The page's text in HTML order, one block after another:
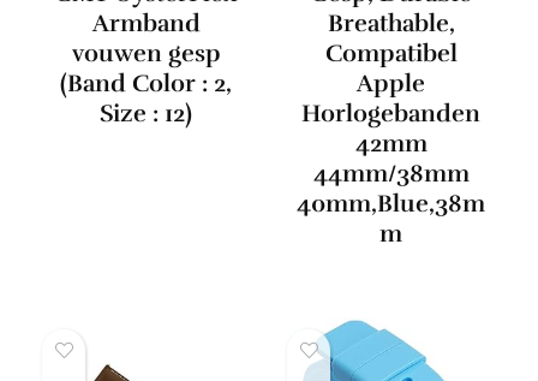
Armband
vouwen gesp
(Band Color : 2,
Size : 12)
Breathable,
Compatibel
Apple
Horlogebanden
42mm
44mm/38mm
40mm,Blue,38m
m